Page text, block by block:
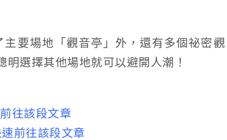
要場地「觀音亭」外，還有多個祕密觀
選擇其他場地就可以避開人潮！
往該段文章
前往該段文章